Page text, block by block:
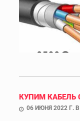
КУПИМ КАБЕЛЬ
06 ИЮНЯ 2022 Г. В